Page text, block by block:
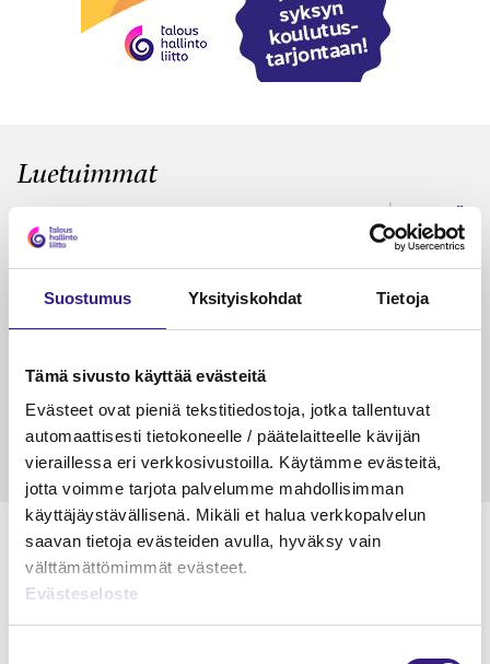
Suostumus Yksityiskohdat Tietoja
Tämä sivusto käyttää evästeitä
Evästeet ovat pieniä tekstitiedostoja, jotka tallentuvat
automaattisesti tietokoneelle / päätelaitteelle kävijän
vieraillessa eri verkkosivustoilla. Käytämme evästeitä,
jotta voimme tarjota palvelumme mahdollisimman
käyttäjäystävällisenä. Mikäli et halua verkkopalvelun
saavan tietoja evästeiden avulla, hyväksy vain
välttämättömimmät evästeet.
Evästeseloste
Luetuimmat
VEROTUS
Kulu­veloitukset arvon­lisä­
verotuksessa – omien kulujen
veloitus, kulujen edelleen­
veloitus ja läpi­laskutus
Petri Salomaa
Lue Tilisanomien